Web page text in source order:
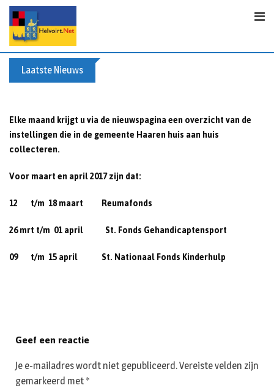
p
Laatste Nieuws
Elke maand krijgt u via de nieuwspagina een overzicht van de
instellingen die in de gemeente Haaren huis aan huis
collecteren.
Voor maart en april 2017 zijn dat:
12 t/m 18 maart Reumafonds
26 mrt t/m 01 april St. Fonds Gehandicaptensport
09 t/m 15 april St. Nationaal Fonds Kinderhulp
Geef een reactie
Je e-mailadres wordt niet gepubliceerd.Vereiste velden zijn
gemarkeerd met *